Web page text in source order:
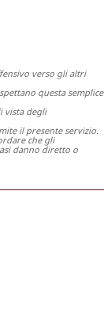
verso gli altri
questa semplice
vista degli
il presente servizio.
che gli
danno diretto o